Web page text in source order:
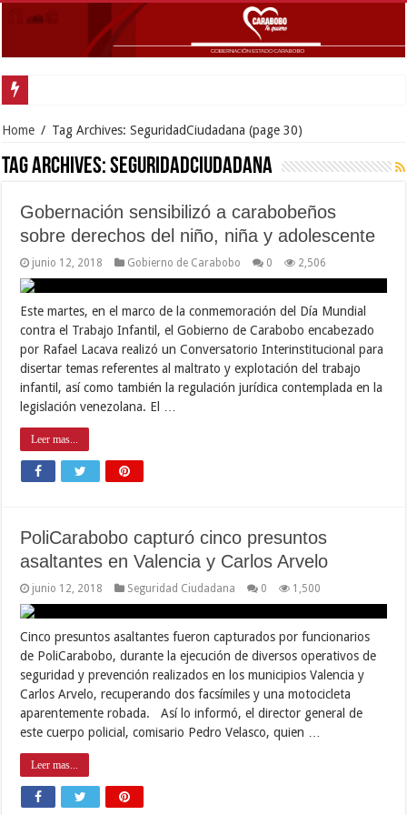
Home / Tag Archives: SeguridadCiudadana (page 30)
Tag Archives:SeguridadCiudadana
Gobernación sensibilizó a carabobeños
sobre derechos del niño, niña y adolescente
junio 12, 2018 Gobierno de Carabobo 0 2,506
Este martes, en el marco de la conmemoración del Día Mundial
contra el Trabajo Infantil, el Gobierno de Carabobo encabezado
por Rafael Lacava realizó un Conversatorio Interinstitucional para
disertar temas referentes al maltrato y explotación del trabajo
infantil, así como también la regulación jurídica contemplada en la
legislación venezolana. El …
Leer mas...
PoliCarabobo capturó cinco presuntos
asaltantes en Valencia y Carlos Arvelo
junio 12, 2018 Seguridad Ciudadana 0 1,500
Cinco presuntos asaltantes fueron capturados por funcionarios
de PoliCarabobo, durante la ejecución de diversos operativos de
seguridad y prevención realizados en los municipios Valencia y
Carlos Arvelo, recuperando dos facsímiles y una motocicleta
aparentemente robada. Así lo informó, el director general de
este cuerpo policial, comisario Pedro Velasco, quien …
Leer mas...